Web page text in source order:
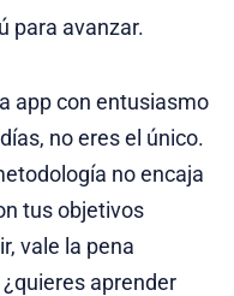
para avanzar.
app con entusiasmo
no eres el único.
no encaja
tus objetivos
vale la pena
aprender